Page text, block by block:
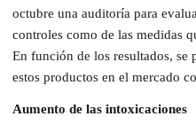
octubre una auditoría para
controles como de las medidas
En función de los resultados, se
estos productos en el mercado
Aumento de las intoxicaciones